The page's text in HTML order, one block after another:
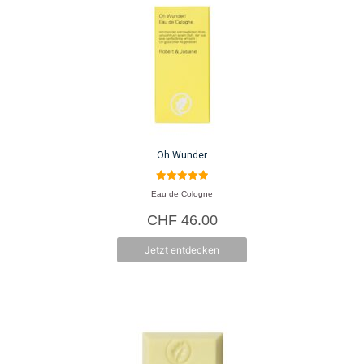
Oh Wunder
5.00
von 5
Eau de Cologne
CHF46.00
Jetzt entdecken